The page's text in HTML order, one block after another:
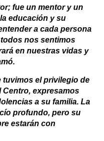
fue un mentor y un
educación y su
a cada persona
nos sentimos
en nuestras vidas y
tuvimos el privilegio de
expresamos
a su familia. La
profundo, pero su
estarán con